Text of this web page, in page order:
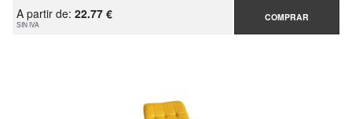
A partir de: 22.77 €
SIN IVA
COMPRAR